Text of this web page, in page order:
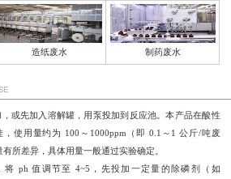
造纸废水 制药废水
或先加入溶解罐，用泵投加到反应池。本产品在酸性
，使用量约为 100～1000ppm（即 0.1～1 公斤/吨废
有所差异，具体用量一般通过实验确定。
将 ph 值调节至 4~5，先投加一定量的除磷剂（如